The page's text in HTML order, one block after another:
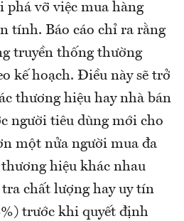
phá vỡ việc mua hàng
tính. Báo cáo chỉ ra rằng
truyền thống thường
kế hoạch. Điều này sẽ trở
thương hiệu hay nhà bán
người tiêu dùng mới cho
một nửa người mua đa
thương hiệu khác nhau
tra chất lượng hay uy tín
trước khi quyết định